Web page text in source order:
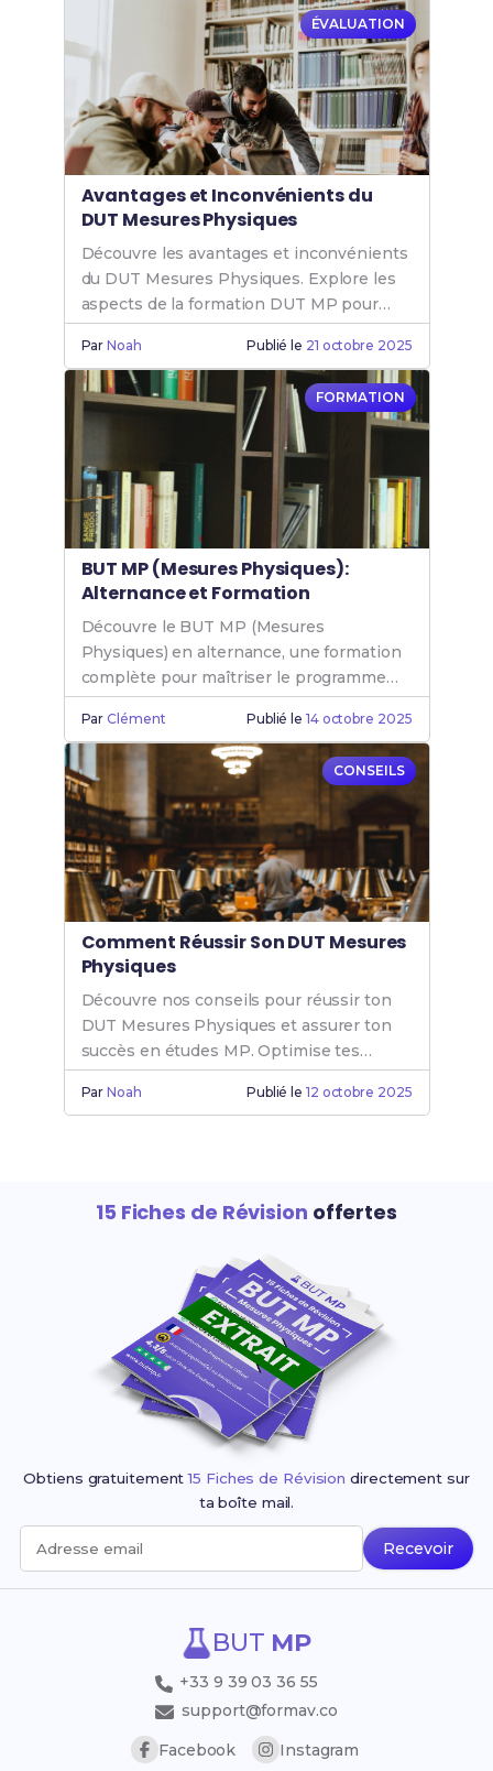
ÉVALUATION
Avantages et Inconvénients du
DUT Mesures Physiques
Découvre les avantages et inconvénients
du DUT Mesures Physiques. Explore les
aspects de la formation DUT MP pour
mieux t'orienter dans ton choix d'études.
ParNoah Publié le 21 octobre 2025
FORMATION
BUT MP (Mesures Physiques):
Alternance et Formation
Découvre le BUT MP (Mesures
Physiques) en alternance, une formation
complète pour maîtriser le programme
Mesure Physique et booster ta carrière.
ParClément Publié le 14 octobre 2025
CONSEILS
Comment Réussir Son DUT Mesures
Physiques
Découvre nos conseils pour réussir ton
DUT Mesures Physiques et assurer ton
succès en études MP. Optimise tes
chances de réussite en Mesure Physique
dès maintenant.
ParNoah Publié le 12 octobre 2025
15 Fiches de Révision offertes
Obtiens gratuitement15 Fiches de Révision directement sur
ta boîte mail.
Adresse email Recevoir
BUT MP
+33 9 39 03 36 55
support@formav.co
Facebook
Instagram